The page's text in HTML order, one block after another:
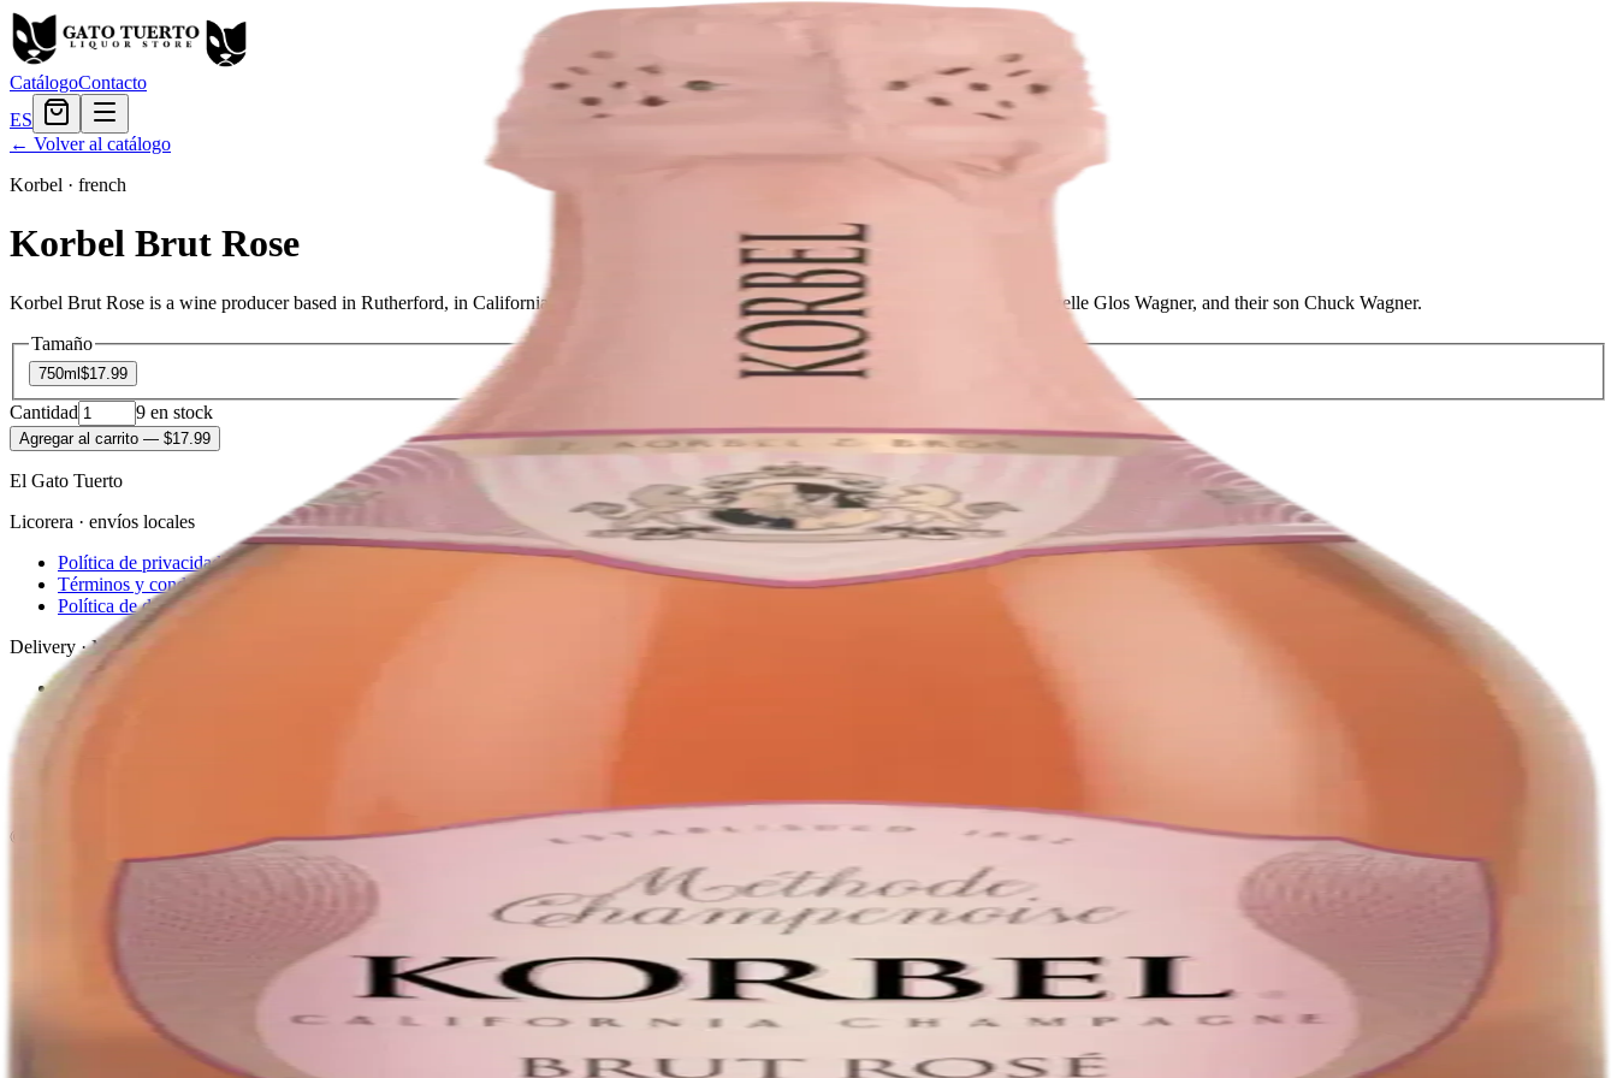
CatálogoContacto
ES
← Volver al catálogo
Korbel · french
Korbel Brut Rose
Korbel Brut Rose is a wine producer based in Rutherford, in California's Napa Valley. It was founded in 1972 by Charlie Wagner, Lorna Belle Glos Wagner, and their son Chuck Wagner.
Tamaño
750ml $17.99
Cantidad 9 en stock
Agregar al carrito — $17.99
El Gato Tuerto
Licorera · envíos locales
Política de privacidad
Términos y condiciones
Política de devoluciones
Delivery · Miami
Delivery de licores en Miami
© 2026 El Gato Tuerto · Licorera·Bebé responsablemente.